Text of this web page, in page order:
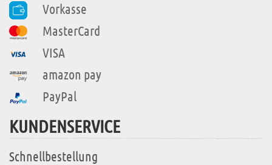
Vorkasse
MasterCard
VISA
amazon pay
PayPal
KUNDENSERVICE
Schnellbestellung